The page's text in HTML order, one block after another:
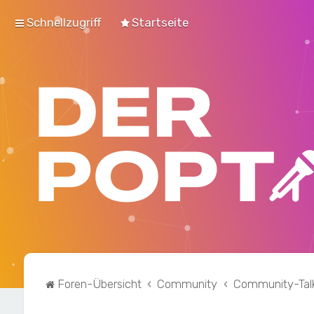
Schnellzugriff Startseite
Foren-Übersicht Community Community-